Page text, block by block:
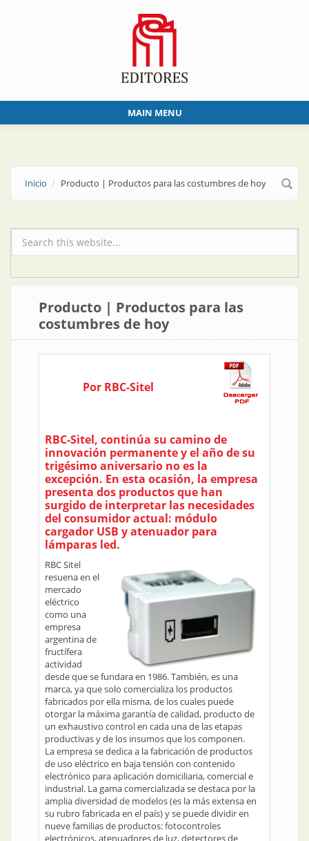
MAIN MENU
Inicio Producto | Productos para las costumbres de hoy
Formulario de búsqueda
Producto | Productos para las
costumbres de hoy
Por RBC-Sitel
RBC-Sitel, continúa su camino de
innovación permanente y el año de su
trigésimo aniversario no es la
excepción. En esta ocasión, la empresa
presenta dos productos que han
surgido de interpretar las necesidades
del consumidor actual: módulo
cargador USB y atenuador para
lámparas led.
RBC Sitel
resuena en el
mercado
eléctrico
como una
empresa
argentina de
fructífera
actividad
desde que se fundara en 1986. También, es una
marca, ya que solo comercializa los productos
fabricados por ella misma, de los cuales puede
otorgar la máxima garantía de calidad, producto de
un exhaustivo control en cada una de las etapas
productivas y de los insumos que los componen.
La empresa se dedica a la fabricación de productos
de uso eléctrico en baja tensión con contenido
electrónico para aplicación domiciliaria, comercial e
industrial. La gama comercializada se destaca por la
amplia diversidad de modelos (es la más extensa en
su rubro fabricada en el país) y se puede dividir en
nueve familias de productos: fotocontroles
electrónicos, atenuadores de luz, detectores de